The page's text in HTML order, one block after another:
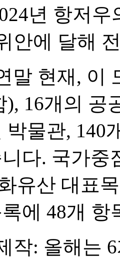
년 항저
안에 달해
말 현재, 이
), 16개의 공
박물관, 140
다. 국가중
유산 대표
에 48개 항
작: 올해는